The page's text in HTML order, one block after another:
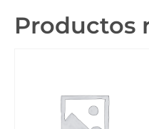
Productos